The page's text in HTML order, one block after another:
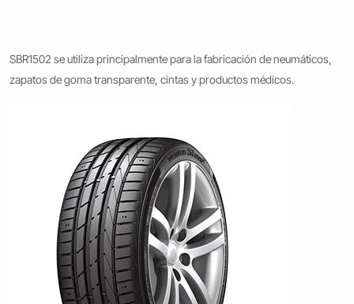
SBR1502 se utiliza principalmente para la fabricación de neumáticos,
zapatos de goma transparente, cintas y productos médicos.